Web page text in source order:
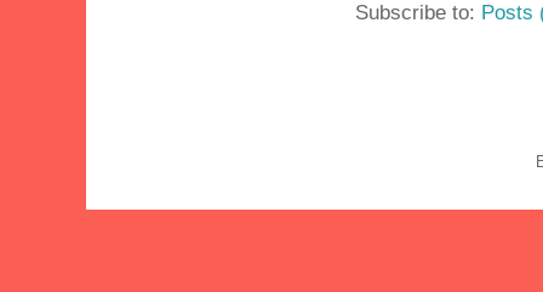
Subscribe to: Posts